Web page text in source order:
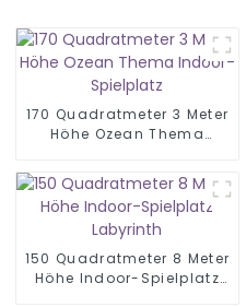
170 Quadratmeter 3 Meter
Höhe Ozean Thema
150 Quadratmeter 8 Meter
Höhe Indoor-Spielplatz